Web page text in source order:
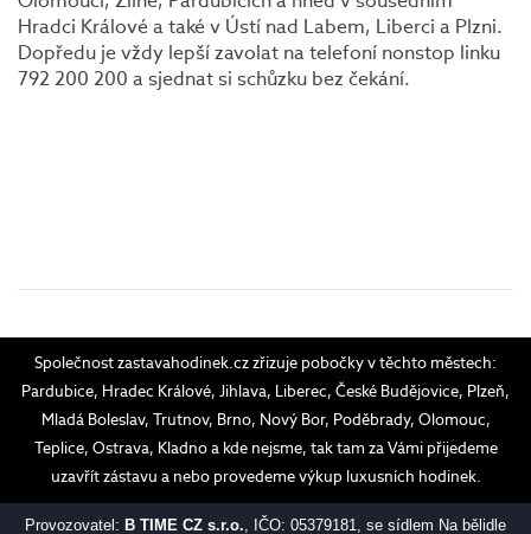
Hradci Králové a také v Ústí nad Labem, Liberci a Plzni.
Dopředu je vždy lepší zavolat na telefoní nonstop linku
792 200 200 a sjednat si schůzku bez čekání.
Společnost zastavahodinek.cz zřizuje pobočky v těchto městech:
Pardubice, Hradec Králové, Jihlava, Liberec, České Budějovice, Plzeň,
Mladá Boleslav, Trutnov, Brno, Nový Bor, Poděbrady, Olomouc,
Teplice, Ostrava, Kladno a kde nejsme, tak tam za Vámi přijedeme
uzavřít zástavu a nebo provedeme výkup luxusních hodinek.
Provozovatel: B TIME CZ s.r.o., IČO: 05379181, se sídlem Na bělidle